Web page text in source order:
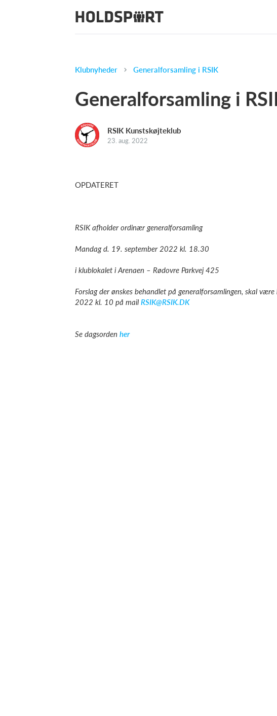
Klubnyheder Generalforsamling i RSIK
Generalforsamling i
RSIK Kunstskøjteklub
23. aug. 2022
OPDATERET
RSIK afholder ordinær generalforsamling
Mandag d. 19. september 2022 kl. 18.30
i klublokalet i Arenaen – Rødovre Parkvej 425
Forslag der ønskes behandlet på generalforsamlingen, skal
2022 kl. 10 på mail RSIK@RSIK.DK
Se dagsorden her